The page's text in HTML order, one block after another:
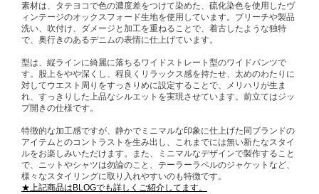
素材は、タテヨコで色の濃度差をつけて染めた、硫化染色を使用したヴ
ィンテージのオックスフォード生地を使用しています。ブリーチや製品
洗い、吹付け、ダメージと加工を重ねることで、着古したような独特
で、奥行きのあるデニムの表情に仕上げています。
型は、縦ラインに綺麗に落ちるワイドストレート型のワイドパンツで
す。股上をやや深くし、程良くリラックス感を持たせ、太めのわたりに
対してウエスト周りをすっきりめに設定することで、メリハリが生ま
れ、すっきりした上品なシルエットを実現させています。前立てはジッ
プ開きの仕様です。
特徴的な加工感ですが、静かでミニマルな印象に仕上げた同ブランドの
アイテムとのコントラストを生み出し、これまでには無い新たなスタイ
ルをお楽しみいただけます。また、ミニマルなデザインで製作すること
で、ニットやシャツは勿論のこと、テーラーラペルのジャケットなど、
様々なスタイリングに取り入れやすいのも特徴です。
★上記商品はBLOGでも詳しくご紹介してます。